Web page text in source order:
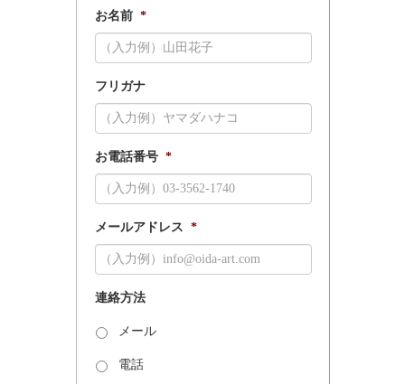
お名前 *
フリガナ
お電話番号 *
メールアドレス *
連絡方法
メール
電話